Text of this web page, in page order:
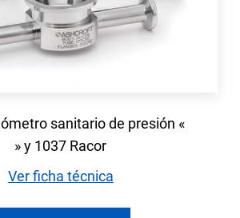
sanitario de presión «
» y 1037 Racor
Ver ficha técnica